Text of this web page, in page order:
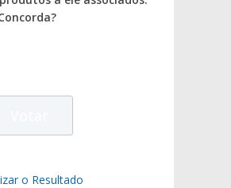
o Resultado